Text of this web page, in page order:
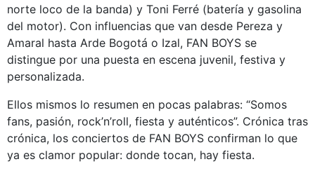
norte loco de la banda) y Toni Ferré (batería y gasolina
del motor). Con influencias que van desde Pereza y
Amaral hasta Arde Bogotá o Izal, FAN BOYS se
distingue por una puesta en escena juvenil, festiva y
personalizada.
Ellos mismos lo resumen en pocas palabras: “Somos
fans, pasión, rock’n’roll, fiesta y auténticos”. Crónica tras
crónica, los conciertos de FAN BOYS confirman lo que
ya es clamor popular: donde tocan, hay fiesta.